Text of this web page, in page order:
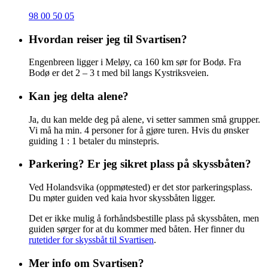
98 00 50 05
Hvordan reiser jeg til Svartisen?
Engenbreen ligger i Meløy, ca 160 km sør for Bodø. Fra
Bodø er det 2 – 3 t med bil langs Kystriksveien.
Kan jeg delta alene?
Ja, du kan melde deg på alene, vi setter sammen små grupper.
Vi må ha min. 4 personer for å gjøre turen. Hvis du ønsker
guiding 1 : 1 betaler du minstepris.
Parkering? Er jeg sikret plass på skyssbåten?
Ved Holandsvika (oppmøtested) er det stor parkeringsplass.
Du møter guiden ved kaia hvor skyssbåten ligger.
Det er ikke mulig å forhåndsbestille plass på skyssbåten, men
guiden sørger for at du kommer med båten. Her finner du
rutetider for skyssbåt til Svartisen.
Mer info om Svartisen?